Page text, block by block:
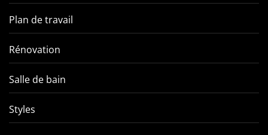
Plan de travail
Rénovation
Salle de bain
Styles